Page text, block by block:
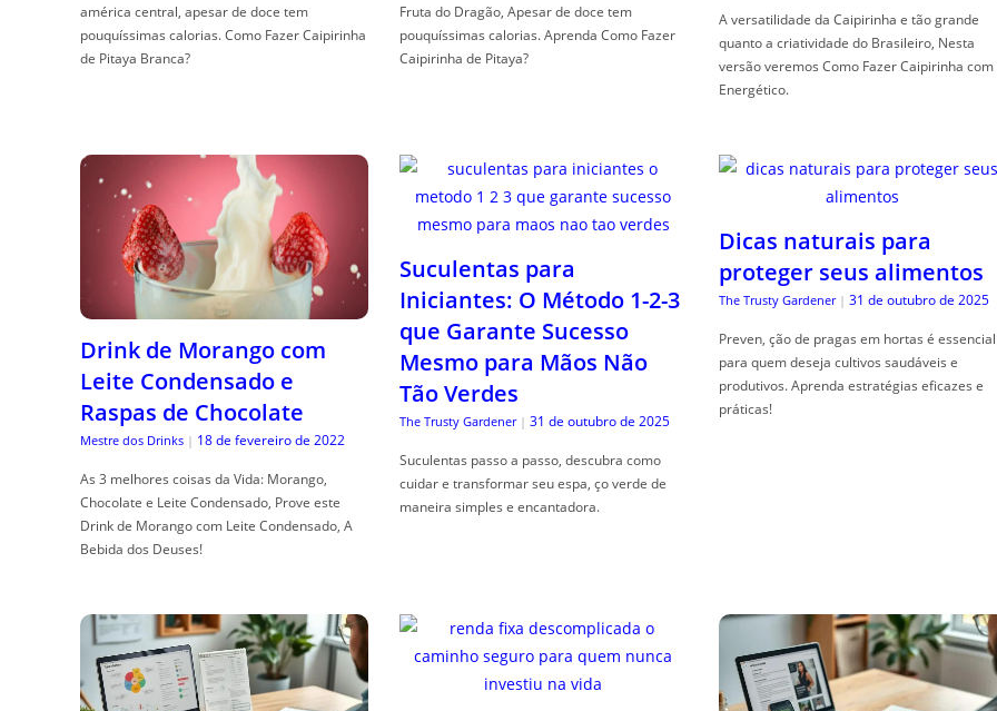
américa central, apesar de doce tem
pouquíssimas calorias. Como Fazer Caipirinha
de Pitaya Branca?
Fruta do Dragão, Apesar de doce tem
pouquíssimas calorias. Aprenda Como Fazer
Caipirinha de Pitaya?
A versatilidade da Caipirinha e tão grande
quanto a criatividade do Brasileiro, Nesta
versão veremos Como Fazer Caipirinha com
Energético.
Drink de Morango com
Leite Condensado e
Raspas de Chocolate
Mestre dos Drinks | 18 de fevereiro de 2022
As 3 melhores coisas da Vida: Morango,
Chocolate e Leite Condensado, Prove este
Drink de Morango com Leite Condensado, A
Bebida dos Deuses!
Suculentas para
Iniciantes: O Método 1-2-3
que Garante Sucesso
Mesmo para Mãos Não
Tão Verdes
The Trusty Gardener | 31 de outubro de 2025
Suculentas passo a passo, descubra como
cuidar e transformar seu espa, ço verde de
maneira simples e encantadora.
Dicas naturais para
proteger seus alimentos
The Trusty Gardener | 31 de outubro de 2025
Preven, ção de pragas em hortas é essencial
para quem deseja cultivos saudáveis e
produtivos. Aprenda estratégias eficazes e
práticas!